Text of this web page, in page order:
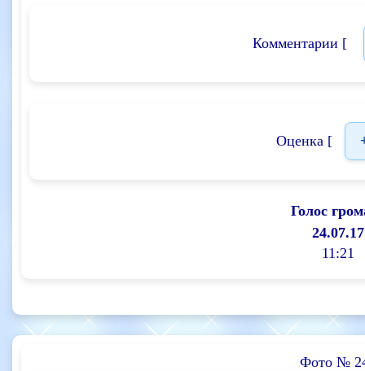
Комментарии [
Оценка [
Голос
24.07.17
11:21
Фото №